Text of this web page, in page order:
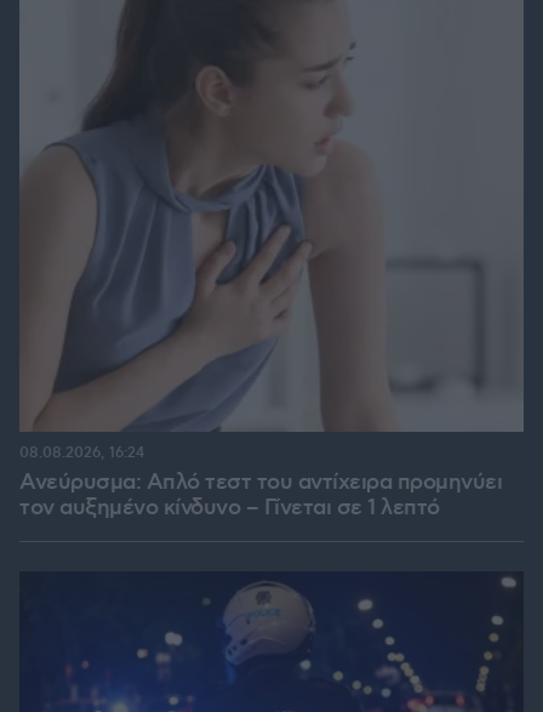
Ανεύρυσμα: Απλό τεστ του αντίχειρα προμηνύει
τον αυξημένο κίνδυνο – Γίνεται σε 1 λεπτό
08.08.2026, 16:24